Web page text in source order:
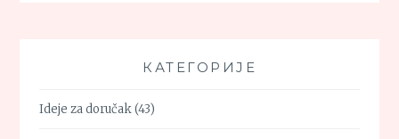
КАТЕГОРИЈЕ
Ideje za doručak(43)